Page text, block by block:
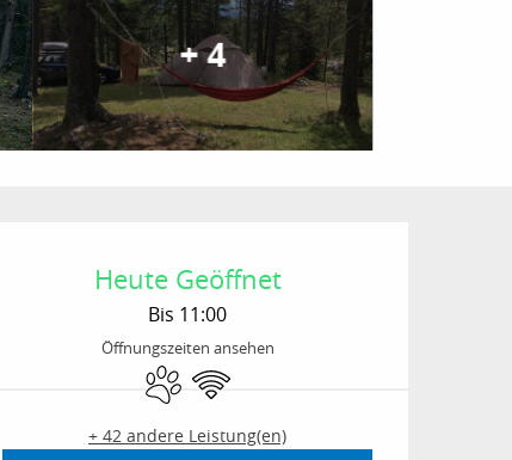
+ 4
Öffnungszeiten &
Heute Geöffnet
Bis 11:00
Öffnungszeiten ansehen
Tiere erlaubt
Wi-Fi
+ 42 andere Leistung(en)